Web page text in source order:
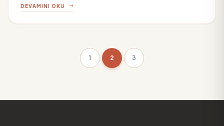
DEVAMINI OKU
1 2 3